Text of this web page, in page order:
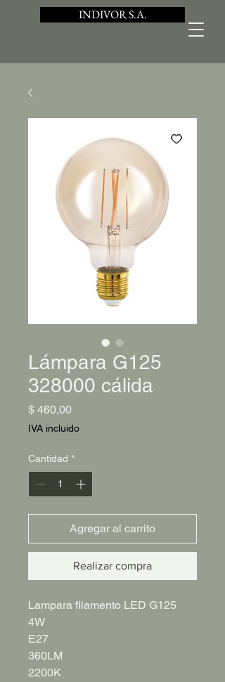
INDIVOR S.A.
Lámpara G125
328000 cálida
$ 460,00Precio
IVA incluido
Cantidad *
Agregar al carrito
Realizar compra
Lampara filamento LED G125
4W
E27
360LM
2200K